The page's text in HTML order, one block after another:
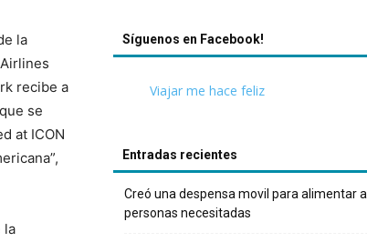
la
recibe a
se
at ICON
la
Síguenos en Facebook!
Viajar me hace feliz
Entradas recientes
Creó una despensa movil para alimentar a
personas necesitadas